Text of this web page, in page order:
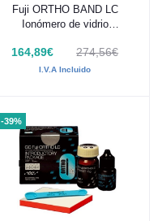
Añadir al carrito
Fuji ORTHO BAND LC
Ionómero de vidrio
164,89€ 274,56€
I.V.A Incluido
-39%